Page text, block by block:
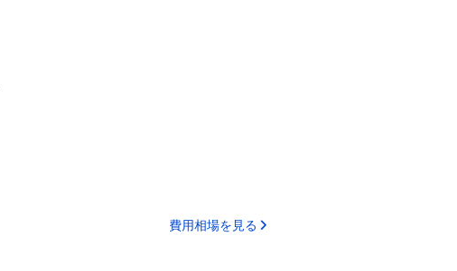
費用相場を見る